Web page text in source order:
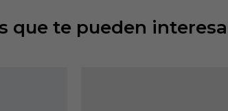
que te pueden